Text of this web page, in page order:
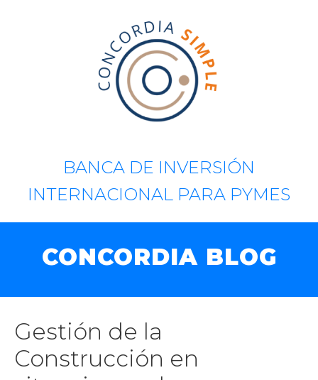
BANCA DE INVERSIÓN
INTERNACIONAL PARA PYMES
CONCORDIA BLOG
Gestión de la
Construcción en